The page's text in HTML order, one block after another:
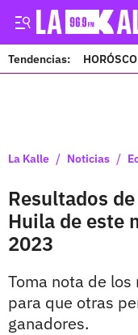
Tendencias:
La Kalle / Noticias /
Resultados
Huila de este
2023
Toma nota de
para que otras
ganadores.